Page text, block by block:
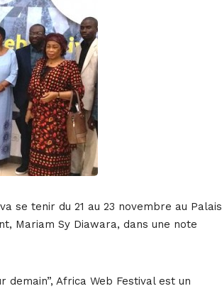
se tenir du 21 au 23 novembre au Palais
Mariam Sy Diawara, dans une note
Africa Web Festival est un